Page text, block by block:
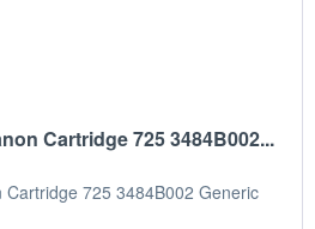
Cartridge 725 3484B002...
725 3484B002 Generic